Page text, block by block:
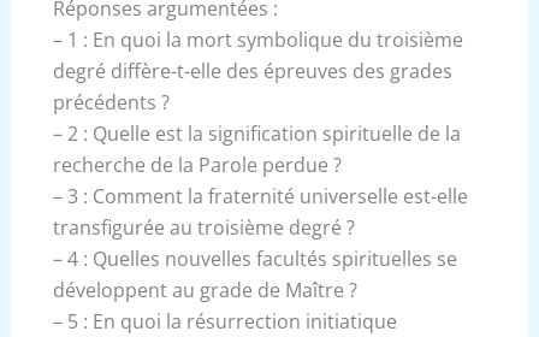
Réponses argumentées :
– 1 : En quoi la mort symbolique du troisième
degré diffère-t-elle des épreuves des grades
précédents ?
– 2 : Quelle est la signification spirituelle de la
recherche de la Parole perdue ?
– 3 : Comment la fraternité universelle est-elle
transfigurée au troisième degré ?
– 4 : Quelles nouvelles facultés spirituelles se
développent au grade de Maître ?
– 5 : En quoi la résurrection initiatique